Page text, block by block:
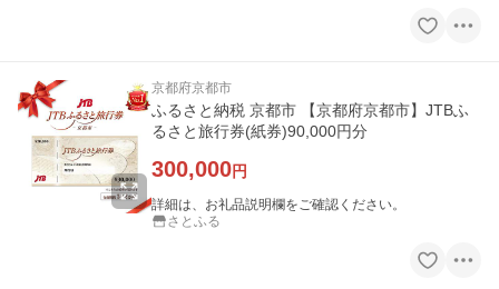
京都府京都市
ふるさと納税 京都市 【京都府京都市】JTBふ
るさと旅行券(紙券)90,000円分
300,000円
詳細は、お礼品説明欄をご確認ください。
さとふる